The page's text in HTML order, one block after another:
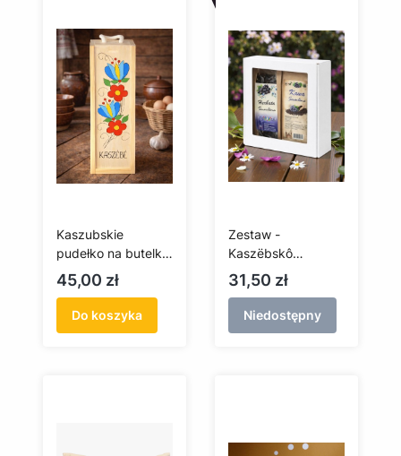
Kaszubskie
pudełko na butelkę
- ręcznie malowane
Cena
45,00 zł
Do koszyka
Zestaw -
Kaszëbskô
smarlëna
porzeczka kawa i
herbata
Cena
31,50 zł
Niedostępny